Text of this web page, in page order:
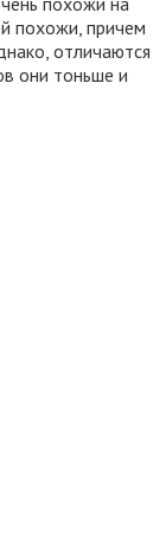
похожи, причем
отличаются
они тоньше и